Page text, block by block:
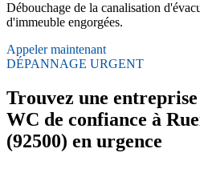
Débouchage de la canalisation
d'immeuble engorgées.
Appeler maintenant
DÉPANNAGE URGENT
Trouvez une entreprise
WC de confiance à
(92500) en urgence